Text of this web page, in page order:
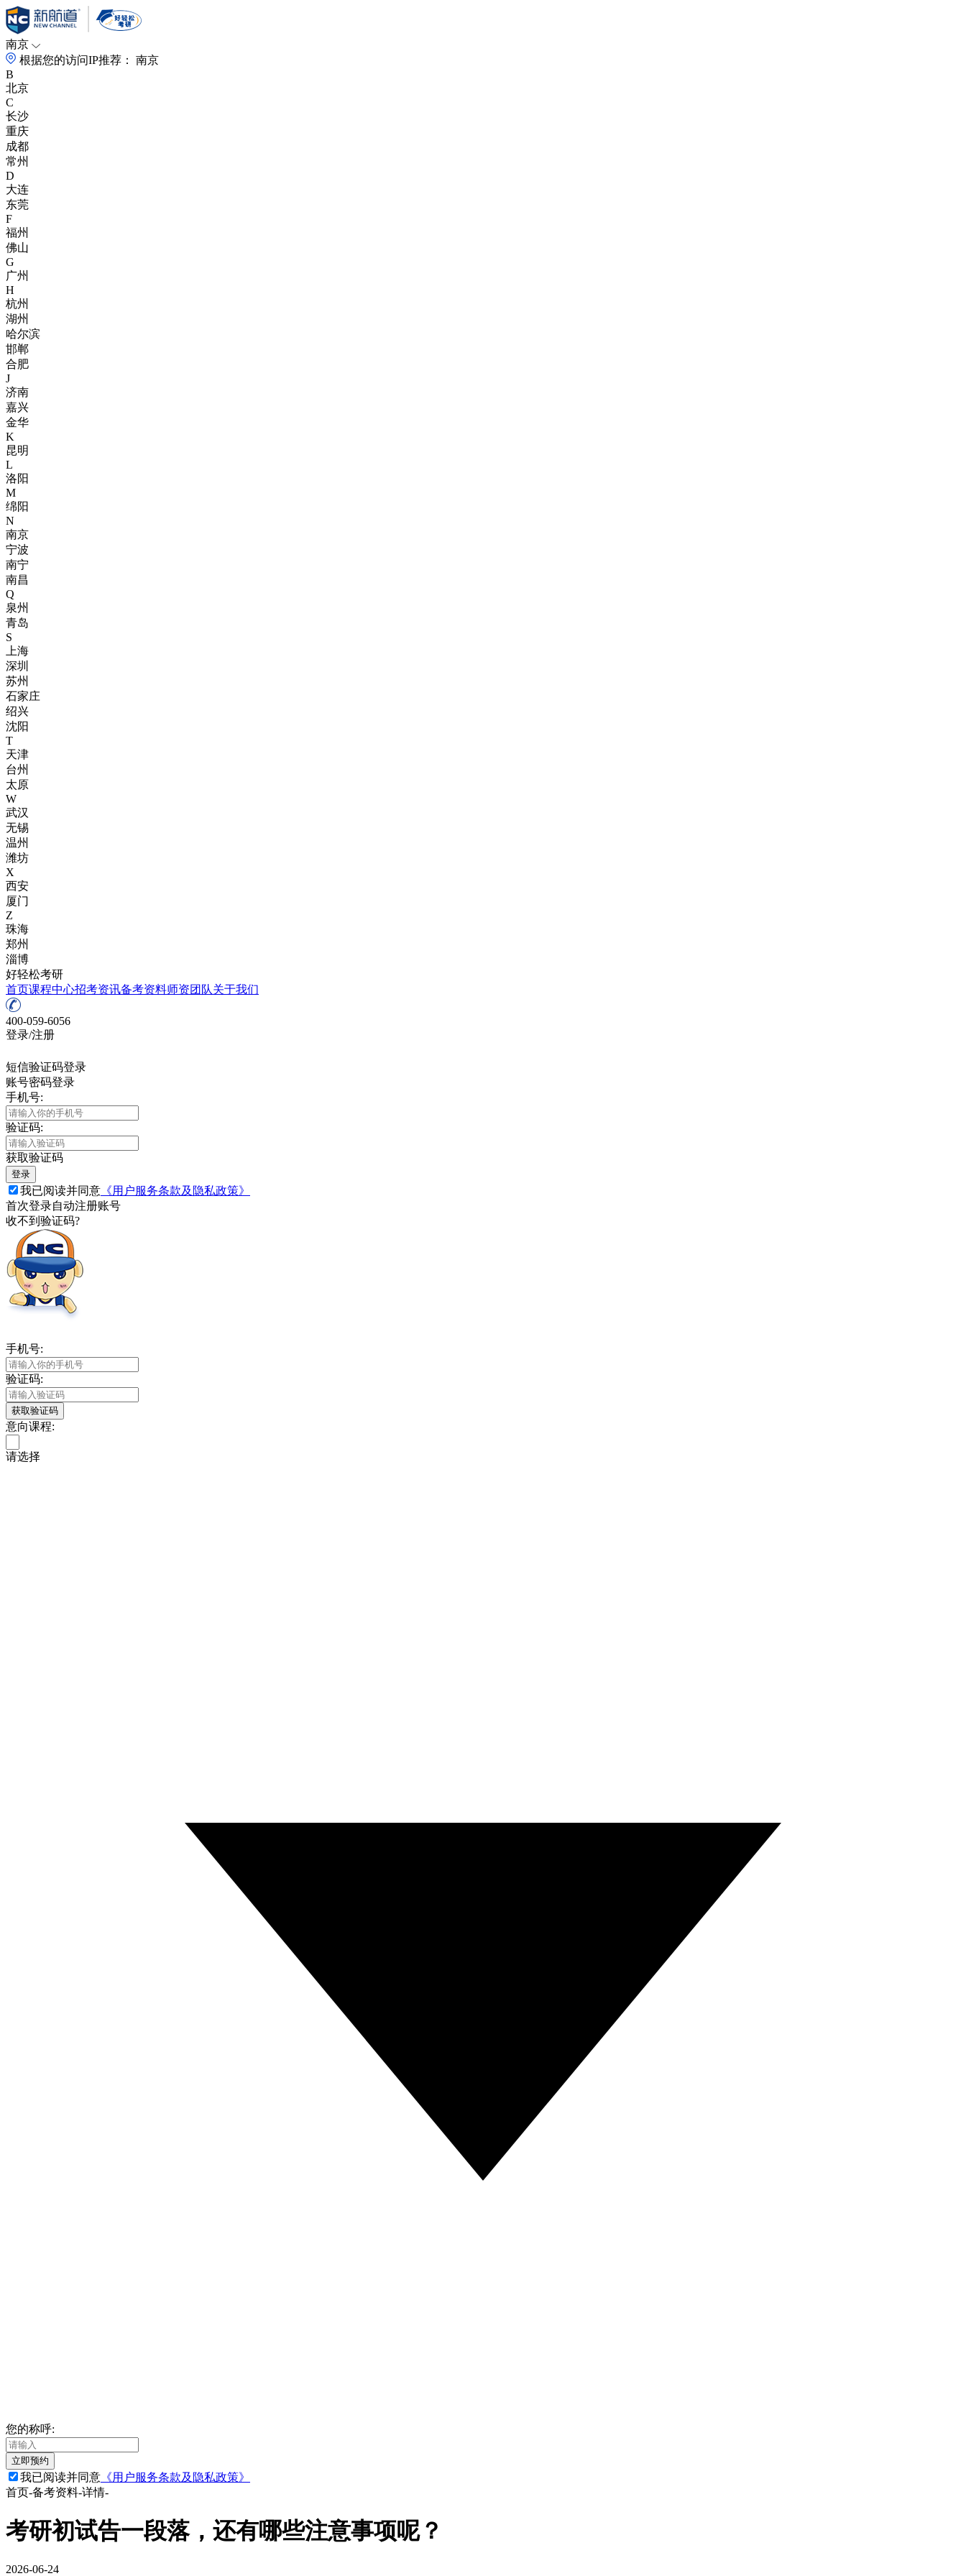
南京
根据您的访问IP推荐： 南京
B
北京
C
长沙
重庆
成都
常州
D
大连
东莞
F
福州
佛山
G
广州
H
杭州
湖州
哈尔滨
邯郸
合肥
J
济南
嘉兴
金华
K
昆明
L
洛阳
M
绵阳
N
南京
宁波
南宁
南昌
Q
泉州
青岛
S
上海
深圳
苏州
石家庄
绍兴
沈阳
T
天津
台州
太原
W
武汉
无锡
温州
潍坊
X
西安
厦门
Z
珠海
郑州
淄博
好轻松考研
首页课程中心招考资讯备考资料师资团队关于我们
400-059-6056
登录/注册
短信验证码登录
账号密码登录
手机号:
验证码:
获取验证码
登录
我已阅读并同意 《用户服务条款及隐私政策》
首次登录自动注册账号
收不到验证码?
手机号:
验证码:
获取验证码
意向课程:
请选择
您的称呼:
立即预约
我已阅读并同意 《用户服务条款及隐私政策》
首页-备考资料-详情-
考研初试告一段落，还有哪些注意事项呢？
2026-06-24